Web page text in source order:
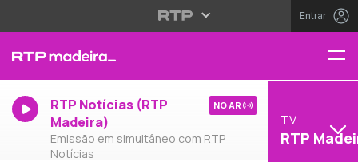
Entrar
RTP Notícias (RTP
Madeira)
Emissão em simultâneo com RTP
Notícias
NO AR
TV
RTP